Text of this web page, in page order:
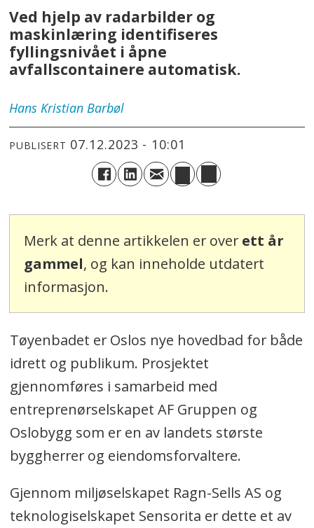
Ved hjelp av radarbilder og
maskinlæring identifiseres
fyllingsnivået i åpne
avfallscontainere automatisk.
Hans Kristian Barbøl
PUBLISERT 07.12.2023 - 10:01
Merk at denne artikkelen er over ett år
gammel, og kan inneholde utdatert
informasjon.
Tøyenbadet er Oslos nye hovedbad for både
idrett og publikum. Prosjektet
gjennomføres i samarbeid med
entreprenørselskapet AF Gruppen og
Oslobygg som er en av landets største
byggherrer og eiendomsforvaltere.
Gjennom miljøselskapet Ragn-Sells AS og
teknologiselskapet Sensorita er dette et av